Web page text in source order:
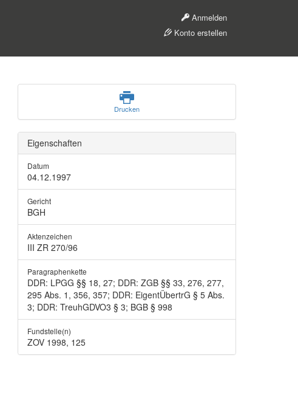
Anmelden
Konto erstellen
Drucken
Eigenschaften
Datum
04.12.1997
Gericht
BGH
Aktenzeichen
III ZR 270/96
Paragraphenkette
DDR: LPGG §§ 18, 27; DDR: ZGB §§ 33, 276, 277,
295 Abs. 1, 356, 357; DDR: EigentÜbertrG § 5 Abs.
3; DDR: TreuhGDVO3 § 3; BGB § 998
Fundstelle(n)
ZOV 1998, 125